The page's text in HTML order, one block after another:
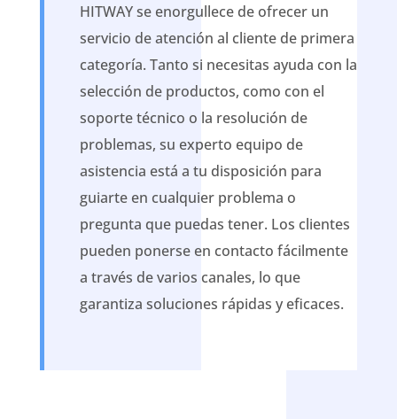
HITWAY se enorgullece de ofrecer un
servicio de atención al cliente de primera
categoría. Tanto si necesitas ayuda con la
selección de productos, como con el
soporte técnico o la resolución de
problemas, su experto equipo de
asistencia está a tu disposición para
guiarte en cualquier problema o
pregunta que puedas tener. Los clientes
pueden ponerse en contacto fácilmente
a través de varios canales, lo que
garantiza soluciones rápidas y eficaces.